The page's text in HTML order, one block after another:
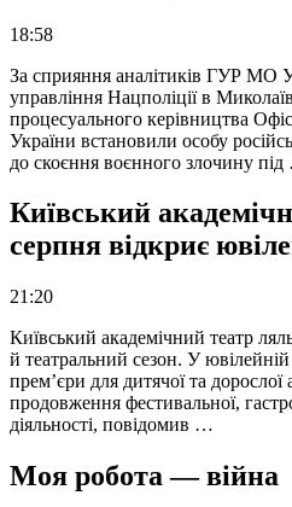
18:58
За сприяння аналітиків ГУР МО
управління Нацполіції в
процесуального керівництва
України встановили особу
до скоєння воєнного злочину
Київський
серпня відкриє
21:20
Київський академічний театр
й театральний сезон. У
прем’єри для дитячої та дорослої
продовження фестивальної,
діяльності, повідомив …
Моя робота — війна